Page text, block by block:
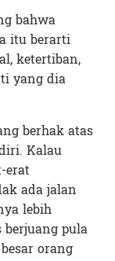
bahwa
itu berarti
ketertiban,
yang dia
berhak atas
Kalau
erat
ada jalan
lebih
pula
orang